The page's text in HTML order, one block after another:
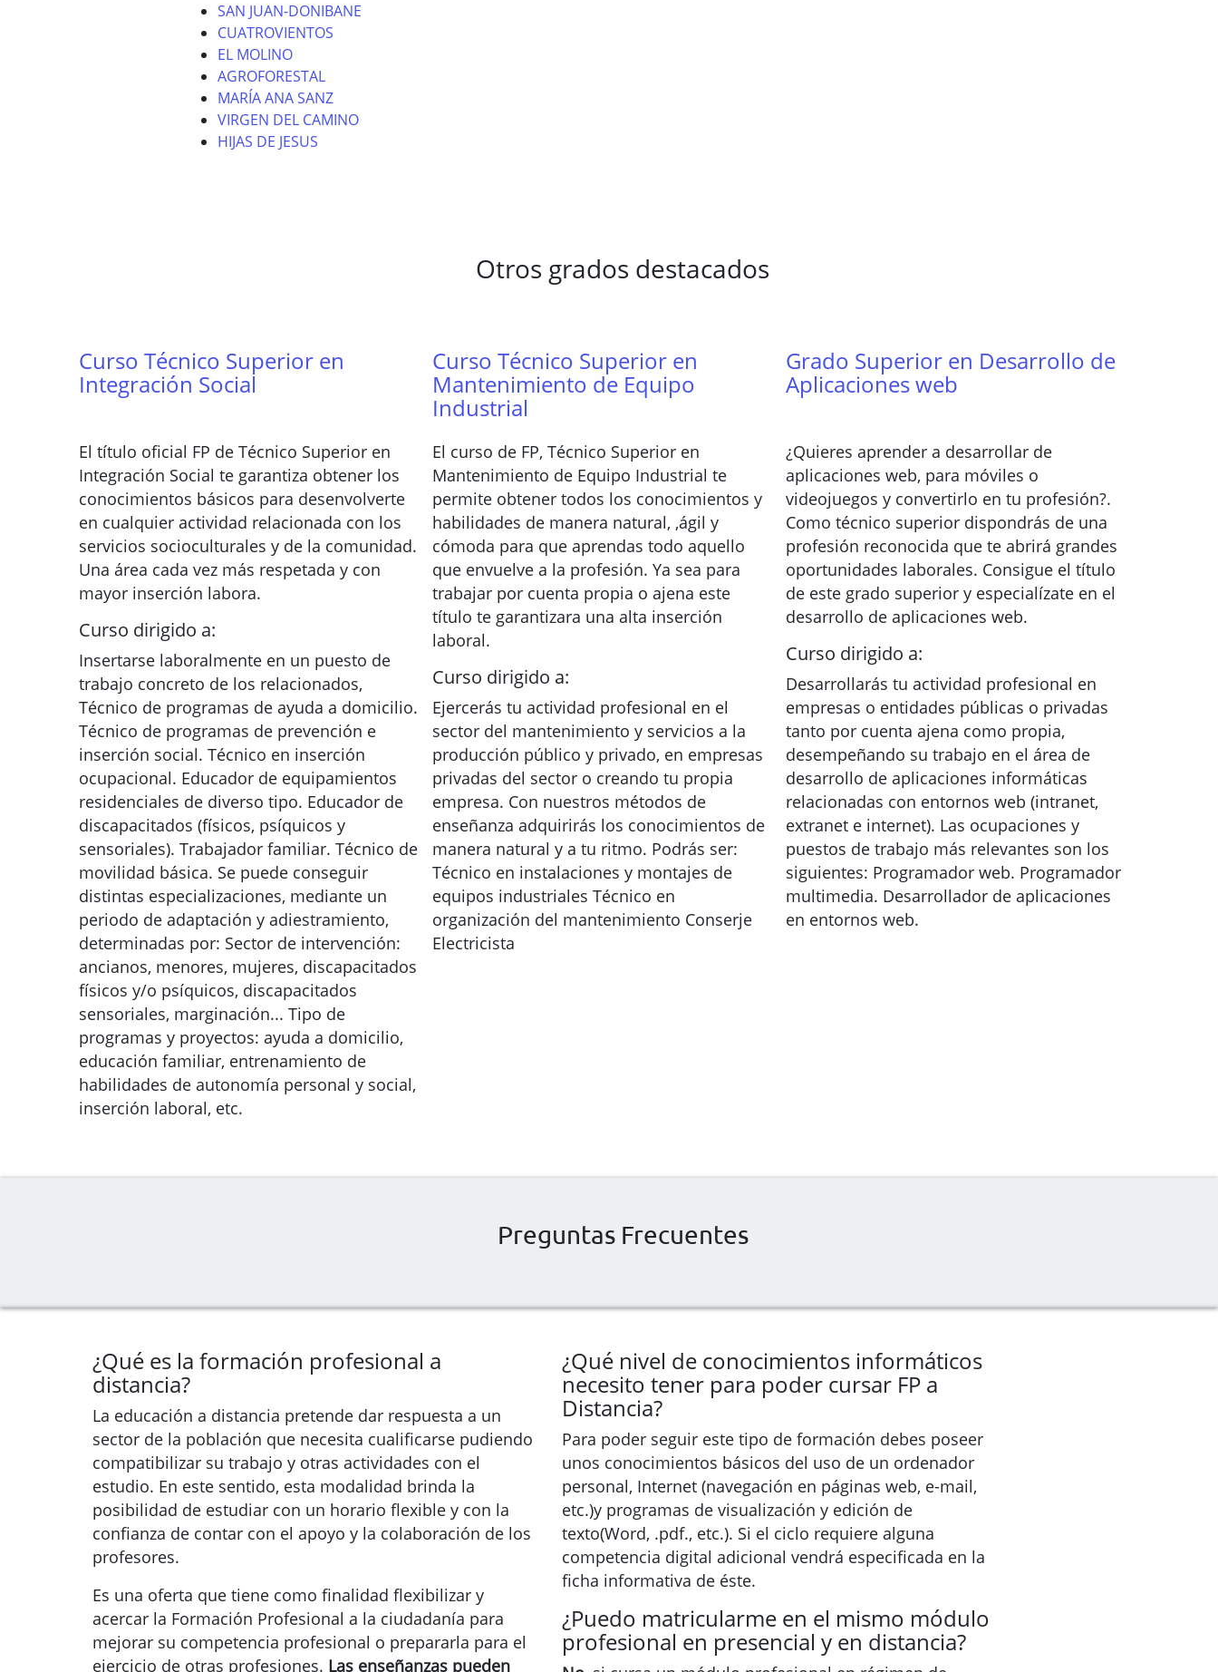
SAN JUAN-DONIBANE
CUATROVIENTOS
EL MOLINO
AGROFORESTAL
MARÍA ANA SANZ
VIRGEN DEL CAMINO
HIJAS DE JESUS
Otros grados destacados
Curso Técnico Superior en
Integración Social
El título oficial FP de Técnico Superior en
Integración Social te garantiza obtener los
conocimientos básicos para desenvolverte
en cualquier actividad relacionada con los
servicios socioculturales y de la comunidad.
Una área cada vez más respetada y con
mayor inserción labora.
Curso dirigido a:
Insertarse laboralmente en un puesto de
trabajo concreto de los relacionados,
Técnico de programas de ayuda a domicilio.
Técnico de programas de prevención e
inserción social. Técnico en inserción
ocupacional. Educador de equipamientos
residenciales de diverso tipo. Educador de
discapacitados (físicos, psíquicos y
sensoriales). Trabajador familiar. Técnico de
movilidad básica. Se puede conseguir
distintas especializaciones, mediante un
periodo de adaptación y adiestramiento,
determinadas por: Sector de intervención:
ancianos, menores, mujeres, discapacitados
físicos y/o psíquicos, discapacitados
sensoriales, marginación... Tipo de
programas y proyectos: ayuda a domicilio,
educación familiar, entrenamiento de
habilidades de autonomía personal y social,
inserción laboral, etc.
Curso Técnico Superior en
Mantenimiento de Equipo
Industrial
El curso de FP, Técnico Superior en
Mantenimiento de Equipo Industrial te
permite obtener todos los conocimientos y
habilidades de manera natural, ,ágil y
cómoda para que aprendas todo aquello
que envuelve a la profesión. Ya sea para
trabajar por cuenta propia o ajena este
título te garantizara una alta inserción
laboral.
Curso dirigido a:
Ejercerás tu actividad profesional en el
sector del mantenimiento y servicios a la
producción público y privado, en empresas
privadas del sector o creando tu propia
empresa. Con nuestros métodos de
enseñanza adquirirás los conocimientos de
manera natural y a tu ritmo. Podrás ser:
Técnico en instalaciones y montajes de
equipos industriales Técnico en
organización del mantenimiento Conserje
Electricista
Grado Superior en Desarrollo de
Aplicaciones web
¿Quieres aprender a desarrollar de
aplicaciones web, para móviles o
videojuegos y convertirlo en tu profesión?.
Como técnico superior dispondrás de una
profesión reconocida que te abrirá grandes
oportunidades laborales. Consigue el título
de este grado superior y especialízate en el
desarrollo de aplicaciones web.
Curso dirigido a:
Desarrollarás tu actividad profesional en
empresas o entidades públicas o privadas
tanto por cuenta ajena como propia,
desempeñando su trabajo en el área de
desarrollo de aplicaciones informáticas
relacionadas con entornos web (intranet,
extranet e internet). Las ocupaciones y
puestos de trabajo más relevantes son los
siguientes: Programador web. Programador
multimedia. Desarrollador de aplicaciones
en entornos web.
Preguntas Frecuentes
¿Qué es la formación profesional a
distancia?
La educación a distancia pretende dar respuesta a un
sector de la población que necesita cualificarse pudiendo
compatibilizar su trabajo y otras actividades con el
estudio. En este sentido, esta modalidad brinda la
posibilidad de estudiar con un horario flexible y con la
confianza de contar con el apoyo y la colaboración de los
profesores.
Es una oferta que tiene como finalidad flexibilizar y
acercar la Formación Profesional a la ciudadanía para
mejorar su competencia profesional o prepararla para el
ejercicio de otras profesiones. Las enseñanzas pueden
¿Qué nivel de conocimientos informáticos
necesito tener para poder cursar FP a
Distancia?
Para poder seguir este tipo de formación debes poseer
unos conocimientos básicos del uso de un ordenador
personal, Internet (navegación en páginas web, e-mail,
etc.)y programas de visualización y edición de
texto(Word, .pdf., etc.). Si el ciclo requiere alguna
competencia digital adicional vendrá especificada en la
ficha informativa de éste.
¿Puedo matricularme en el mismo módulo
profesional en presencial y en distancia?